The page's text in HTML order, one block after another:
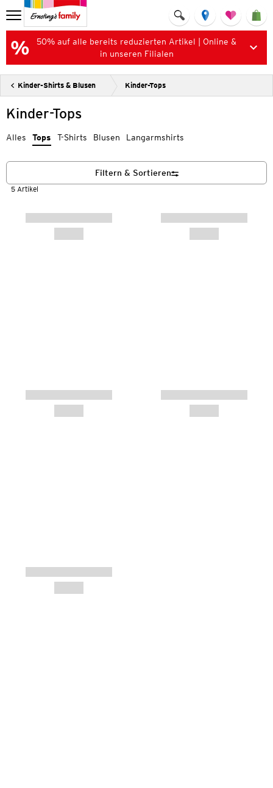
50% auf alle bereits reduzierten Artikel | Online &
in unseren Filialen
Kinder-Shirts & Blusen Kinder-Tops
Kinder-Tops
Alles Tops T-Shirts Blusen Langarmshirts
5 Artikel
Filtern & Sortieren